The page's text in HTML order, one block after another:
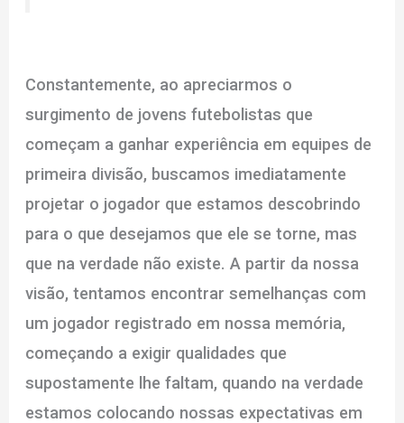
Constantemente, ao apreciarmos o
surgimento de jovens futebolistas que
começam a ganhar experiência em equipes de
primeira divisão, buscamos imediatamente
projetar o jogador que estamos descobrindo
para o que desejamos que ele se torne, mas
que na verdade não existe. A partir da nossa
visão, tentamos encontrar semelhanças com
um jogador registrado em nossa memória,
começando a exigir qualidades que
supostamente lhe faltam, quando na verdade
estamos colocando nossas expectativas em